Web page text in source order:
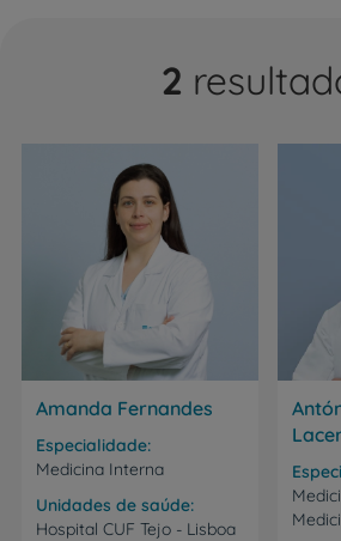
2
Amanda Fernandes
Especialidade
Medicina Interna
Unidades de saúde
Hospital CUF Tejo - Lisboa